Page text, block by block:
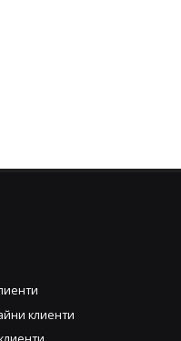
клиенти